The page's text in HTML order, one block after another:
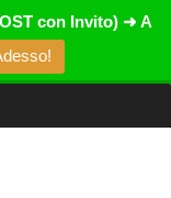
con Invito) ➜ A